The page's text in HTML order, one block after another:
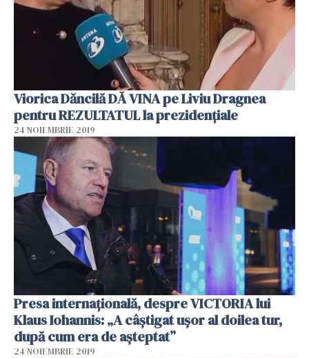
Viorica Dăncilă DĂ VINA pe Liviu Dragnea
pentru REZULTATUL la prezidențiale
24 NOIEMBRIE 2019
Presa internaţională, despre VICTORIA lui
Klaus Iohannis: „A câştigat uşor al doilea tur,
după cum era de aşteptat”
24 NOIEMBRIE 2019